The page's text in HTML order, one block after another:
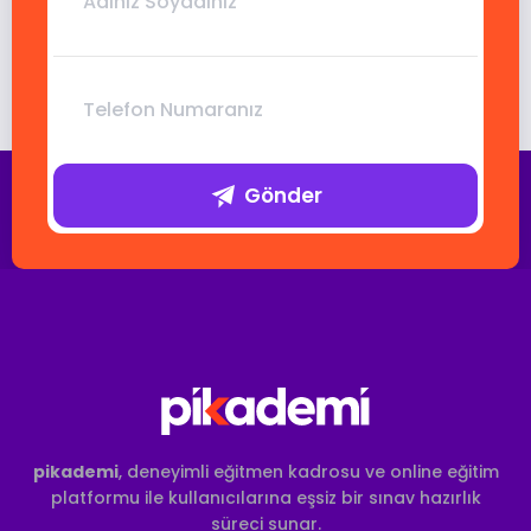
Gönder
pikademi, deneyimli eğitmen kadrosu ve online eğitim
platformu ile kullanıcılarına eşsiz bir sınav hazırlık
süreci sunar.